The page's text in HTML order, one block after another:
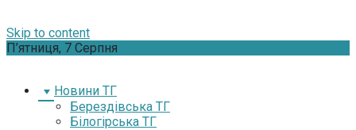
Skip to content
П’ятниця, 7 Серпня
Новини ТГ
Берездівська ТГ
Білогірська ТГ